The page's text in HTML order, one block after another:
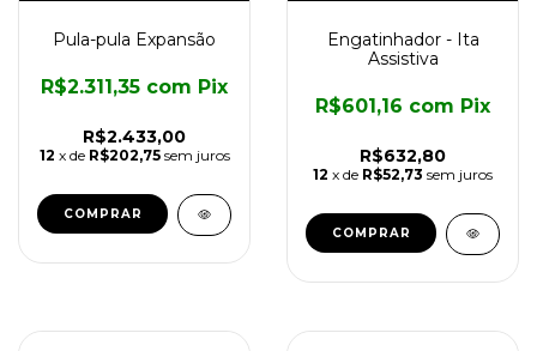
Pula-pula Expansão
R$2.433,00
R$2.311,35 com Pix
12 x de R$202,75 sem juros
Engatinhador - Ita
Assistiva
R$632,80
R$601,16 com Pix
12 x de R$52,73 sem juros
COMPRAR